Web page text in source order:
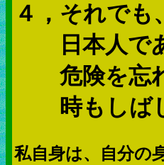
４，それでも、
日本人であ
危険を忘
時もしばし
私自身は、自分の